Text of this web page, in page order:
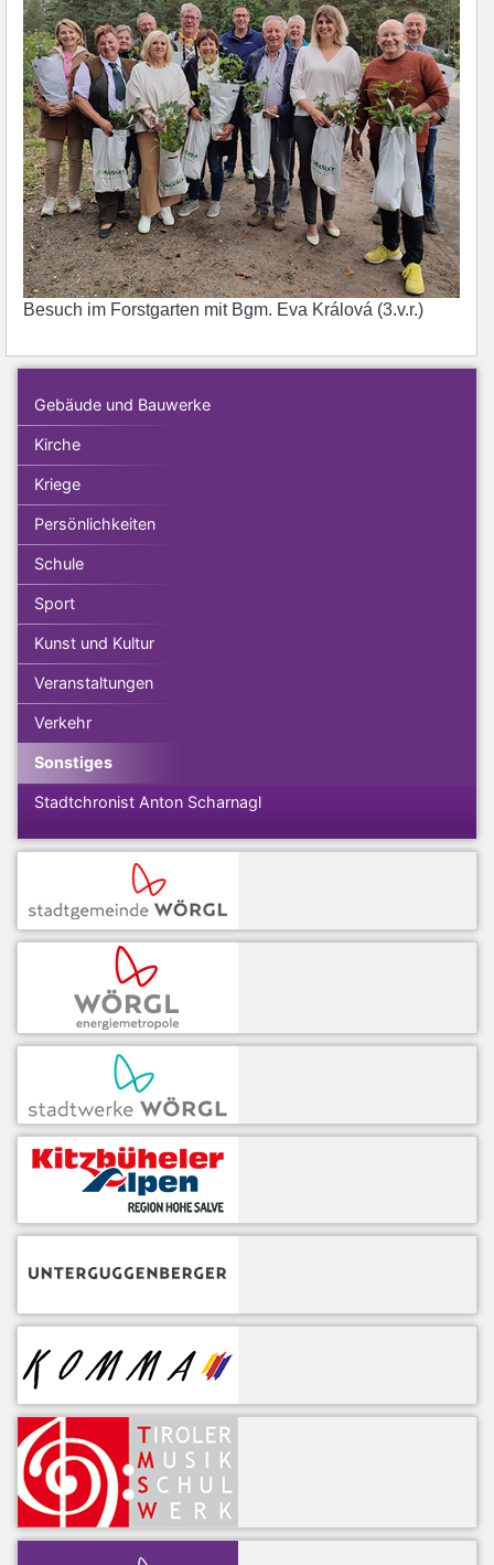
Besuch im Forstgarten mit Bgm. Eva Králová (3.v.r.)
Gebäude und Bauwerke
Kirche
Kriege
Persönlichkeiten
Schule
Sport
Kunst und Kultur
Veranstaltungen
Verkehr
Sonstiges
Stadtchronist Anton Scharnagl